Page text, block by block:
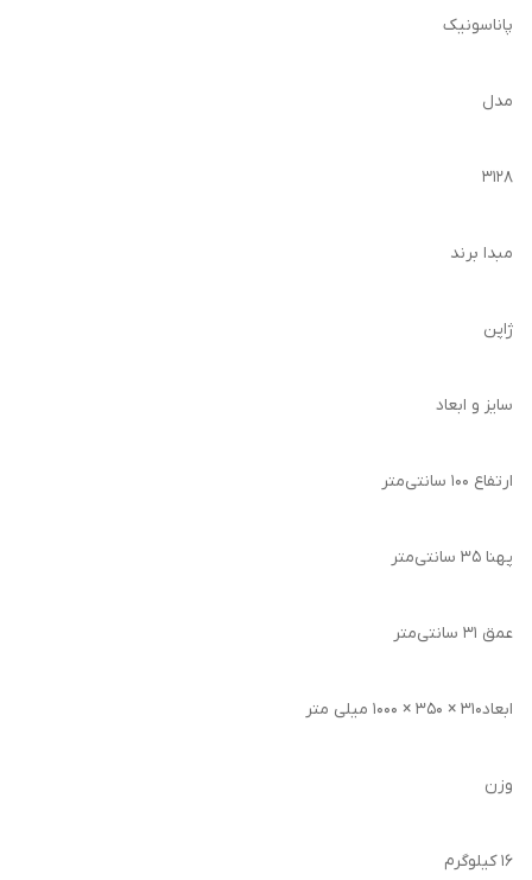
پاناسونیک
مدل
3128
مبدا برند
ژاپن
سایز و ابعاد
ارتفاع 100 سانتی‌متر
پهنا 35 سانتی‌متر
عمق 31 سانتی‌متر
ابعاد310 × 350 × 1000 میلی متر
وزن
16 کیلوگرم